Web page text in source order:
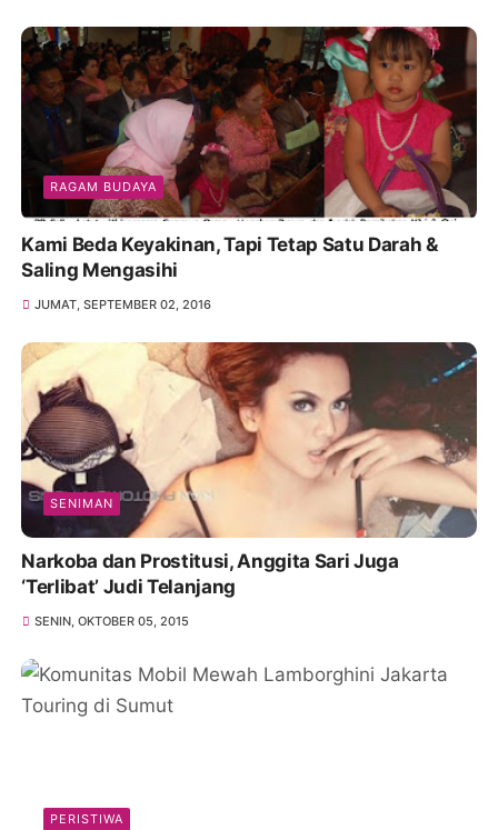
RAGAM BUDAYA
Kami Beda Keyakinan, Tapi Tetap Satu Darah &
Saling Mengasihi
JUMAT, SEPTEMBER 02, 2016
SENIMAN
Narkoba dan Prostitusi, Anggita Sari Juga
‘Terlibat’ Judi Telanjang
SENIN, OKTOBER 05, 2015
PERISTIWA